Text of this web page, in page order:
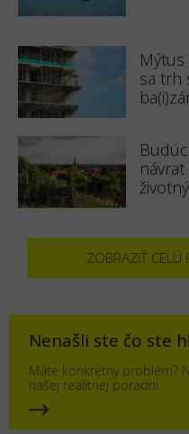
sa trh
ZOBRAZIŤ CELÚ
Nenašli ste čo ste
Máte konkrétny problém?
našej realitnej poradni.